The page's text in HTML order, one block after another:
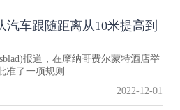
车跟随距离从10米提高到
报道，在摩纳哥费尔蒙特酒店举
准了一项规则..
2022-12-01